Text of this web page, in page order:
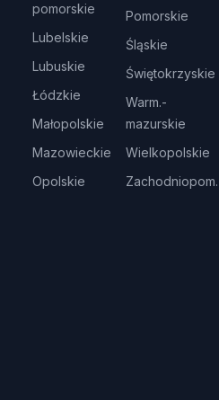
pomorskie
Lubelskie
Lubuskie
Łódzkie
Małopolskie
Mazowieckie
Opolskie
Pomorskie
Śląskie
Świętokrzyskie
Warm.-
mazurskie
Wielkopolskie
Zachodniopom.